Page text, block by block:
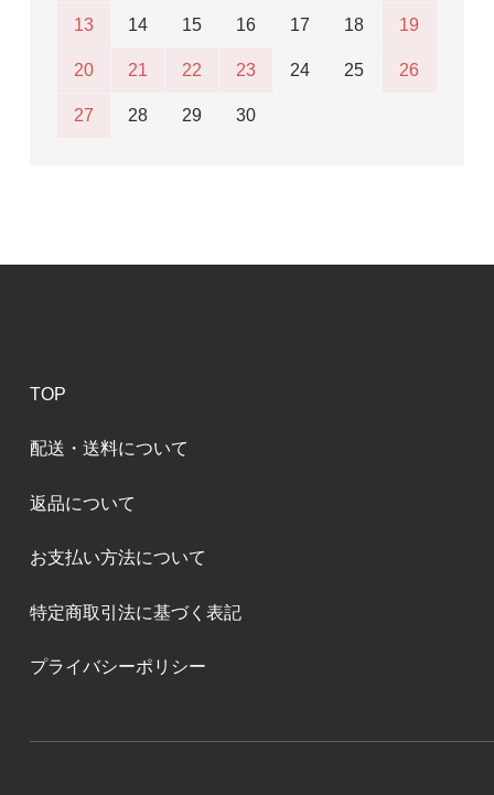
13 14 15 16 17 18 19
20 21 22 23 24 25 26
27 28 29 30
TOP
配送・送料について
返品について
お支払い方法について
特定商取引法に基づく表記
プライバシーポリシー